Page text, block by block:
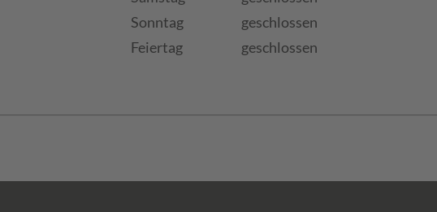
Sonntag
geschlossen
Feiertag
geschlossen